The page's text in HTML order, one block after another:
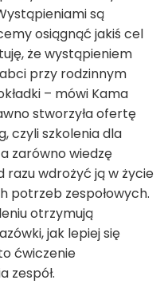
są
osiągnąć jakiś cel
że wystąpieniem
przy rodzinnym
– mówi Kama
stworzyła ofertę
czyli szkolenia dla
zarówno wiedzę
razu wdrożyć ją w życie
potrzeb zespołowych.
otrzymują
jak lepiej się
ćwiczenie
zespół.